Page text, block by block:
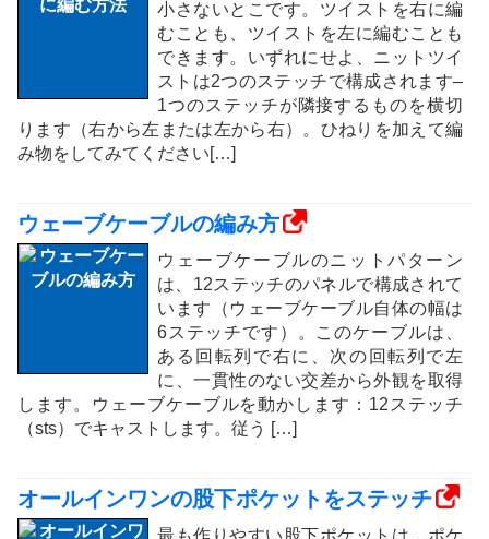
小さないとこです。ツイストを右に編
むことも、ツイストを左に編むことも
できます。いずれにせよ、ニットツイ
ストは2つのステッチで構成されます–
1つのステッチが隣接するものを横切
ります（右から左または左から右）。ひねりを加えて編
み物をしてみてください[…]
ウェーブケーブルの編み方
ウェーブケーブルのニットパターン
は、12ステッチのパネルで構成されて
います（ウェーブケーブル自体の幅は
6ステッチです）。このケーブルは、
ある回転列で右に、次の回転列で左
に、一貫性のない交差から外観を取得
します。ウェーブケーブルを動かします：12ステッチ
（sts）でキャストします。従う […]
オールインワンの股下ポケットをステッチ
最も作りやすい股下ポケットは、ポケ